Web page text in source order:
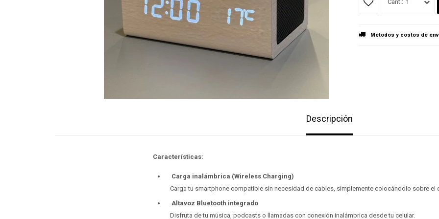
1
Métodos y costos de
Descripción
Características:
Carga inalámbrica (Wireless Charging)
Carga tu smartphone compatible sin necesidad de cables, simplemente colocándolo sobre el
Altavoz Bluetooth integrado
Disfruta de tu música, podcasts o llamadas con conexión inalámbrica desde tu celular.